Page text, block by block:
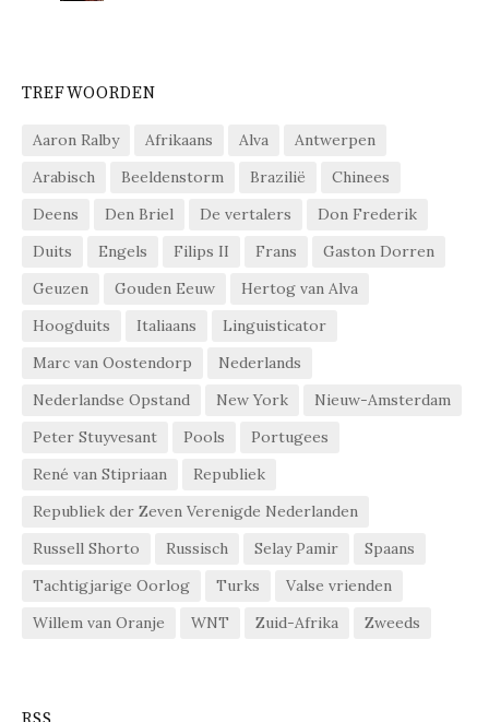
TREFWOORDEN
Aaron Ralby Afrikaans Alva
Antwerpen
Arabisch
Beeldenstorm Brazilië
Chinees
Deens
Den Briel De vertalers
Don Frederik
Duits
Engels Filips II Frans
Gaston Dorren
Geuzen
Gouden Eeuw
Hertog van Alva
Hoogduits
Italiaans
Linguisticator
Marc van Oostendorp
Nederlands
Nederlandse Opstand
New York
Nieuw-Amsterdam
Peter Stuyvesant
Pools
Portugees
René van Stipriaan
Republiek
Republiek der Zeven Verenigde Nederlanden
Russell Shorto
Russisch Selay Pamir
Spaans
Tachtigjarige Oorlog
Turks
Valse vrienden
Willem van Oranje
WNT Zuid-Afrika Zweeds